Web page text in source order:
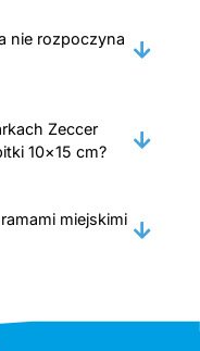
nie rozpoczyna
Zeccer
10×15 cm?
miejskimi